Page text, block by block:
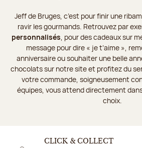
Jeff de Bruges, c’est pour finir une
ravir les gourmands. Retrouvez par
personnalisés , pour des cadeaux sur
message pour dire « je t’aime »,
anniversaire ou souhaiter une belle
chocolats sur notre site et profitez du
votre commande, soigneusement
équipes, vous attend directement
choix.
CLICK & COLLECT